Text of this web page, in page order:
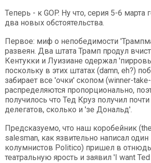
Теперь - к GOP. Ну что, серия 5-6 марта
два новых обстоятельства.
Первое: миф о непобедимости
развеян. Два штата Трамп продул
Кентукки и Луизиане одержал
поскольку в этих штатах (damn, eh?)
забирает все 'очки' скопом (winner-
распределяются пропорционально,
получилось что Тед Круз получил
делегатов, сколько и 'зе Дональд'.
Предсказуемо, что наш коробейник
salesman, как язвительно написал один
колумнистов Politico) пришел в
театральную ярость и заявил 'I want